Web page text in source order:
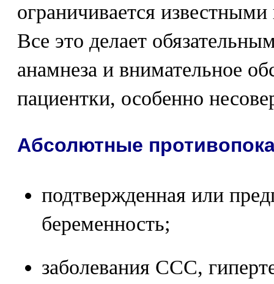
ограничивается
Все это делает
анамнеза и внимательное
пациентки, особенно
Абсолютные
подтвержденная или
беременность;
заболевания ССС,